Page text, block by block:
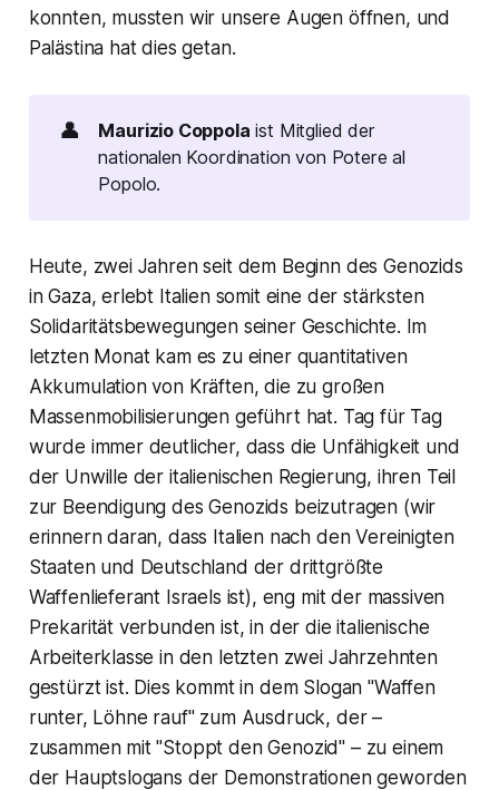
konnten, mussten wir unsere Augen öffnen, und
Palästina hat dies getan.
👤 Maurizio Coppola ist Mitglied der
nationalen Koordination von Potere al
Popolo.
Heute, zwei Jahren seit dem Beginn des Genozids
in Gaza, erlebt Italien somit eine der stärksten
Solidaritätsbewegungen seiner Geschichte. Im
letzten Monat kam es zu einer quantitativen
Akkumulation von Kräften, die zu großen
Massenmobilisierungen geführt hat. Tag für Tag
wurde immer deutlicher, dass die Unfähigkeit und
der Unwille der italienischen Regierung, ihren Teil
zur Beendigung des Genozids beizutragen (wir
erinnern daran, dass Italien nach den Vereinigten
Staaten und Deutschland der drittgrößte
Waffenlieferant Israels ist), eng mit der massiven
Prekarität verbunden ist, in der die italienische
Arbeiterklasse in den letzten zwei Jahrzehnten
gestürzt ist. Dies kommt in dem Slogan "Waffen
runter, Löhne rauf" zum Ausdruck, der –
zusammen mit "Stoppt den Genozid" – zu einem
der Hauptslogans der Demonstrationen geworden